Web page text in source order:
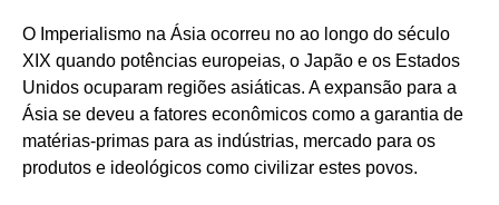
O Imperialismo na Ásia ocorreu no ao longo do século
XIX quando potências europeias, o Japão e os Estados
Unidos ocuparam regiões asiáticas. A expansão para a
Ásia se deveu a fatores econômicos como a garantia de
matérias-primas para as indústrias, mercado para os
produtos e ideológicos como civilizar estes povos.